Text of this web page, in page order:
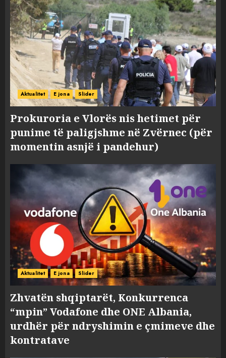
Aktualitet E jona Slider
Prokuroria e Vlorës nis hetimet për
punime të paligjshme në Zvërnec (për
momentin asnjë i pandehur)
Aktualitet E jona Slider
Zhvatën shqiptarët, Konkurrenca
“mpin” Vodafone dhe ONE Albania,
urdhër për ndryshimin e çmimeve dhe
kontratave